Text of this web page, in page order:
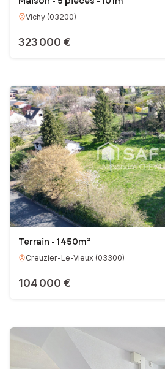
Vichy (03200)
323 000 €
Terrain - 1 450m²
Creuzier-Le-Vieux (03300)
104 000 €